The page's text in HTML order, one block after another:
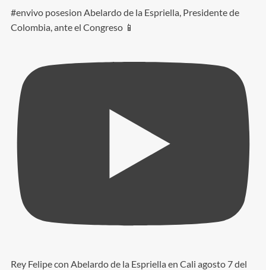
#envivo posesion Abelardo de la Espriella, Presidente de
Colombia, ante el Congreso 📱
Rey Felipe con Abelardo de la Espriella en Cali agosto 7 del